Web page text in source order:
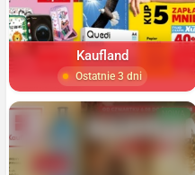
Kaufland
Ostatnie 3 dni